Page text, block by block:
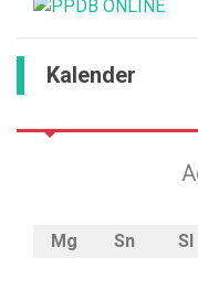
Kalender
Mg Sn Sl